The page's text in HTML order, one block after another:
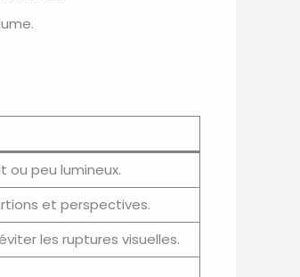
ou peu lumineux.
et perspectives.
les ruptures visuelles.